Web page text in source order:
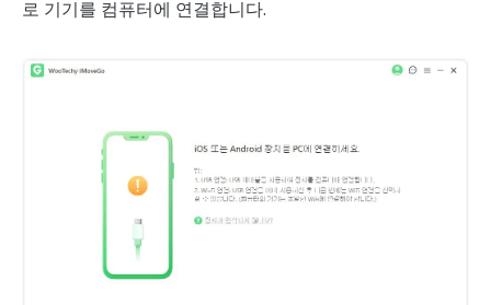
로 기기를 컴퓨터에 연결합니다.